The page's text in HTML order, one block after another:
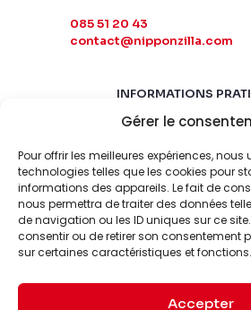
Gérer le
Pour offrir les meilleures expériences, nous
technologies telles que les cookies pour
informations des appareils. Le fait de
nous permettra de traiter des données
de navigation ou les ID uniques sur ce
consentir ou de retirer son consentement
sur certaines caractéristiques et fonctions.
Accepter
085 51 20 43
contact@nipponzilla.com
INFORMATIONS
MARDI-SAMEDI
LUNDI-
FERMÉ